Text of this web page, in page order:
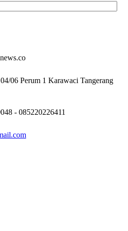
06 Perum 1 Karawaci Tangerang
- 085220226411